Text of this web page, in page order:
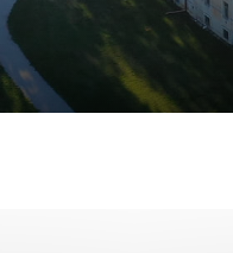
ktorých webové
aby si webový